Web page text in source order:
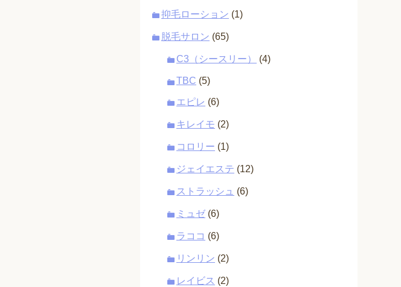
抑毛ローション (1)
脱毛サロン (65)
C3（シースリー） (4)
TBC (5)
エピレ (6)
キレイモ (2)
コロリー (1)
ジェイエステ (12)
ストラッシュ (6)
ミュゼ (6)
ラココ (6)
リンリン (2)
レイビス (2)